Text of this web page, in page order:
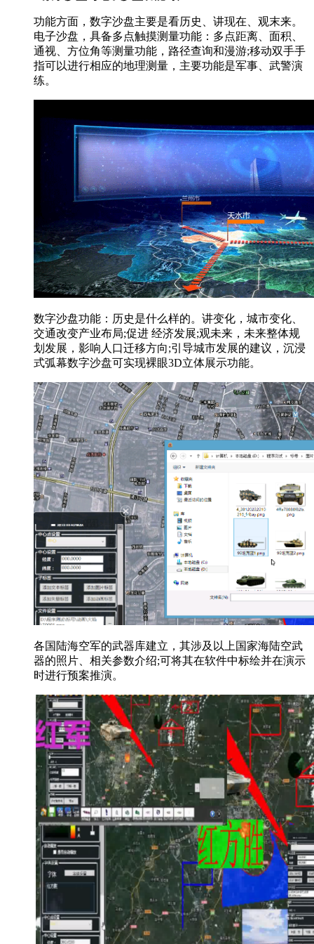
功能方面，数字沙盘主要是看历史、讲现在、观末来。
电子沙盘，具备多点触摸测量功能：多点距离、面积、
通视、方位角等测量功能，路径查询和漫游;移动双手手
指可以进行相应的地理测量，主要功能是军事、武警演
练。
数字沙盘功能：历史是什么样的。讲变化，城市变化、
交通改变产业布局;促进 经济发展;观未来，未来整体规
划发展，影响人口迁移方向;引导城市发展的建议，沉浸
式弧幕数字沙盘可实现裸眼3D立体展示功能。
各国陆海空军的武器库建立，其涉及以上国家海陆空武
器的照片、相关参数介绍;可将其在软件中标绘并在演示
时进行预案推演。